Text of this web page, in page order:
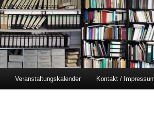
Veranstaltungskalender Kontakt /